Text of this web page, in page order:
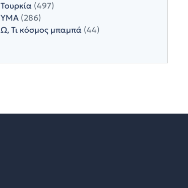
Τουρκία(497)
ΥΜΑ(286)
Ω, Τι κόσμος μπαμπά(44)